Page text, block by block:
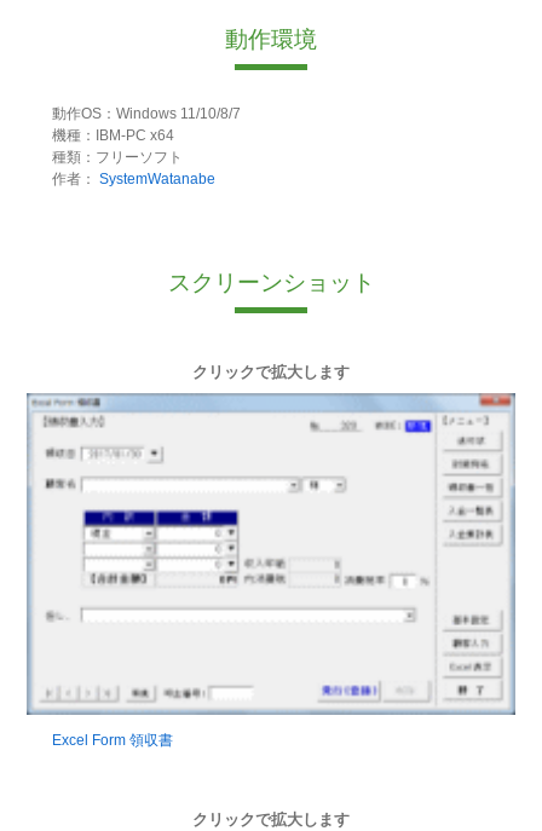
動作環境
動作OS：Windows 11/10/8/7
機種：IBM-PC x64
種類：フリーソフト
作者： SystemWatanabe
スクリーンショット
クリックで拡大します
Excel Form 領収書
クリックで拡大します